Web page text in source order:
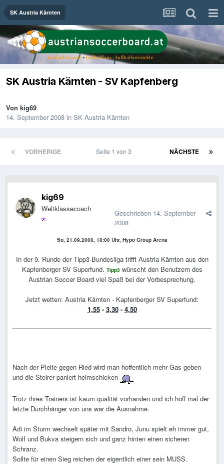
SK Austria Kärnten
SK Austria Kärnten - SV Kapfenberg
Von kig69
14. September 2008 in SK Austria Kärnten
VORHERIGE NÄCHSTE
Seite 1 von 3
kig69
Weltklassecoach Geschrieben 14. September
2008
So, 21.09.2008, 18:00 Uhr, Hypo Group Arena
In der 9. Runde der Tipp3-Bundesliga trifft Austria Kärnten aus den
Kapfenberger SV Superfund. Tipp3 wünscht den Benutzern des
Austrian Soccer Board viel Spaß bei der Vorbesprechung.
Jetzt wetten: Austria Kärnten - Kapfenberger SV Superfund:
1,55- 3,30- 4,50
Nach der Pleite gegen Ried wird man hoffentlich mehr Gas geben
und die Steirer paniert heimschicken
Trotz ihres Trainers ist kaum qualität vorhanden und ich hoff mal der
letzte Durchhänger von uns war die Ausnahme.
Adi im Sturm wechselt später mit Sandro, Junu spielt eh immer gut,
Wolf und Bukva steigern sich und ganz hinten einen sicheren
Schranz.
Sollte für einen Sieg reichen der eigentlich einer sein MUSS.